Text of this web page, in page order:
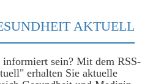
AKTUELL
sein? Mit dem RSS-
erhalten Sie aktuelle